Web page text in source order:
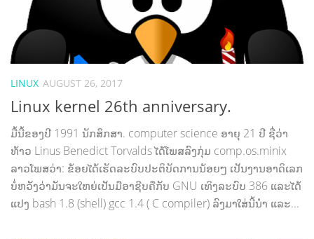
LINUX AUGUST 26, 2017
Linux kernel 26th anniversary.
ມື້ນີ້ຂອງປີ 1991 ນັກສຶກສາ. computer science ອາຍຸ 21 ປີ ຊື່ວ່າ
ທ້າວ Linus Benedict Torvalds ໄດ້ໂພສລົງກຸ່ມ comp.os.minix
ລາວໂພສວ່າ: ຂ້ອຍໄດ້ເຮັດລະບົບປະຕິບັດການນ້ອຍໆ ເປັນງານອາດິເລກ
ບໍ່ຫວັງວ່າມັນຈະໃຫຍ່ເປັນມືອາຊີບຄືກັບ GNU ເທິງລະບົບ 386 ແລະໄດ້
ແປງ bash 1.8 (shell) gcc 1.4 ( C compiler) ລົງມາໃສ່ນີ້ນຳ ແລະ...